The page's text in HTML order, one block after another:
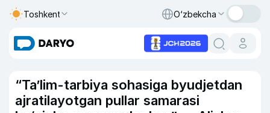
Toshkent O‘zbekcha
“Taʼlim-tarbiya sohasiga byudjetdan
ajratilayotgan pullar samarasi